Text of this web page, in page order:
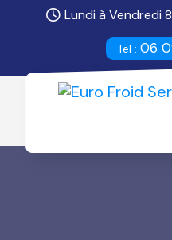
Lundi à Vendredi
Tel : 06